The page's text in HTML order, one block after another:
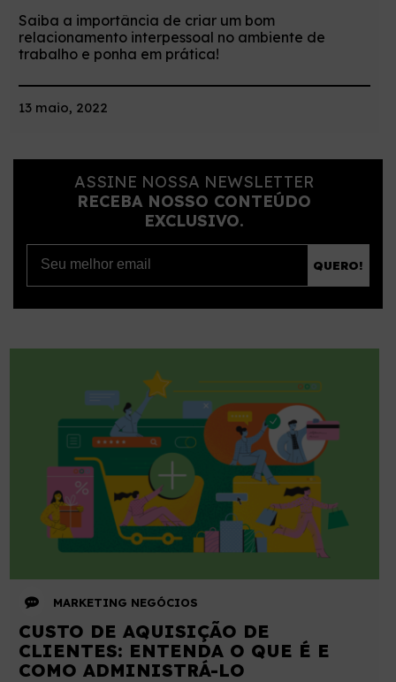
Saiba a importância de criar um bom
relacionamento interpessoal no ambiente de
trabalho e ponha em prática!
13 maio, 2022
ASSINE NOSSA NEWSLETTER
RECEBA NOSSO CONTEÚDO
EXCLUSIVO.
MARKETING NEGÓCIOS
CUSTO DE AQUISIÇÃO DE
CLIENTES: ENTENDA O QUE É E
COMO ADMINISTRÁ-LO